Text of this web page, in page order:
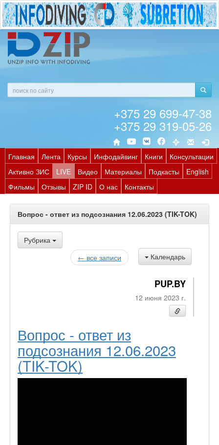
+375 29 699-47-38
+375 29 319-05-26
Главная Лента Курсы Инфодайвинг Книги
Консультации
Активно ЗИС
LIVE Видео Материалы Подкасты
English
Фильмы
Отзывы ZIP ID О нас Контакты
Вопрос - ответ из подсознания 12.06.2023 (TIK-TOK)
Рубрика
Календарь
← все записи
PUP.BY
12 июня 2023 г.
Вопрос - ответ из
подсознания 12.06.2023
(TIK-TOK)